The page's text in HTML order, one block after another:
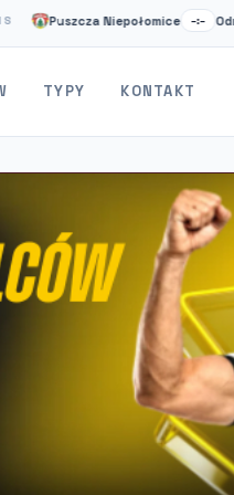
Niepołomice –:– Odra Opole
TYPY KONTAKT